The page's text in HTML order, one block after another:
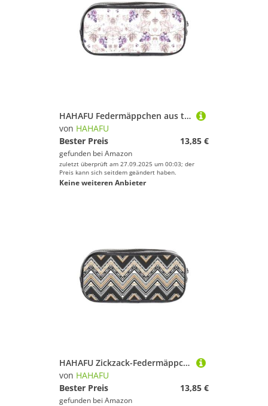
HAHAFU Federmäppchen aus transparentem PVC, Motiv: Weinblätter, transparent, Make-up-Tasche für Schule, Büro, Reisen, Fitnessstudio, Zubehör (komplett bedruckte Vorderseite)
von HAHAFU
Bester Preis
13,85 €
gefunden bei Amazon
zuletzt überprüft am 27.09.2025 um 00:03; der
Preis kann sich seitdem geändert haben.
Keine weiteren Anbieter
HAHAFU Zickzack-Federmäppchen, transparent, Make-up-Tasche für Schule, Büro, Reisen, Fitnessstudio, Zubehör, Organizer (komplett bedruckte Vorderseite) Schwarz / Weiß
von HAHAFU
Bester Preis
13,85 €
gefunden bei Amazon